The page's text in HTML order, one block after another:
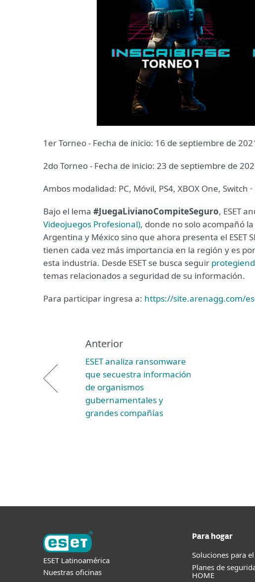
1er Torneo - Fecha de inicio: 16 de septiembre de
2do Torneo - Fecha de inicio: 23 de septiembre de
Ambos modalidad: PC, Móvil, PS4, XBOX One, Switch ·
Bajo el lema #JuegaLivianoCompiteSeguro, ESET
Videojuegos Profesional), donde no solo acompañó
Argentina y México sino que ahora presenta el ESET
tienen cada vez más importancia en la región y es
esta industria. Desde ESET se busca seguir
temas relacionados a seguridad de su información.
Para participar ingresa a: https://site.arenagg.com/
Anterior
ESET analiza ransomware
que secuestra información
de organismos
gubernamentales y
grandes compañías
ESET Latinoamérica
Nuestras oficinas
Para hogar
Soluciones para
Planes de
HOME